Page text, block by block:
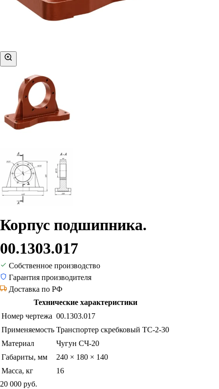
Корпус подшипника.
00.1303.017
Собственное производство
Гарантия производителя
Доставка по РФ
Технические характеристики
Номер чертежа 00.1303.017
Применяемость Транспортер скребковый ТС-2-30
Материал
Чугун СЧ-20
Габариты, мм
240 × 180 × 140
Масса, кг
16
20 000 руб.